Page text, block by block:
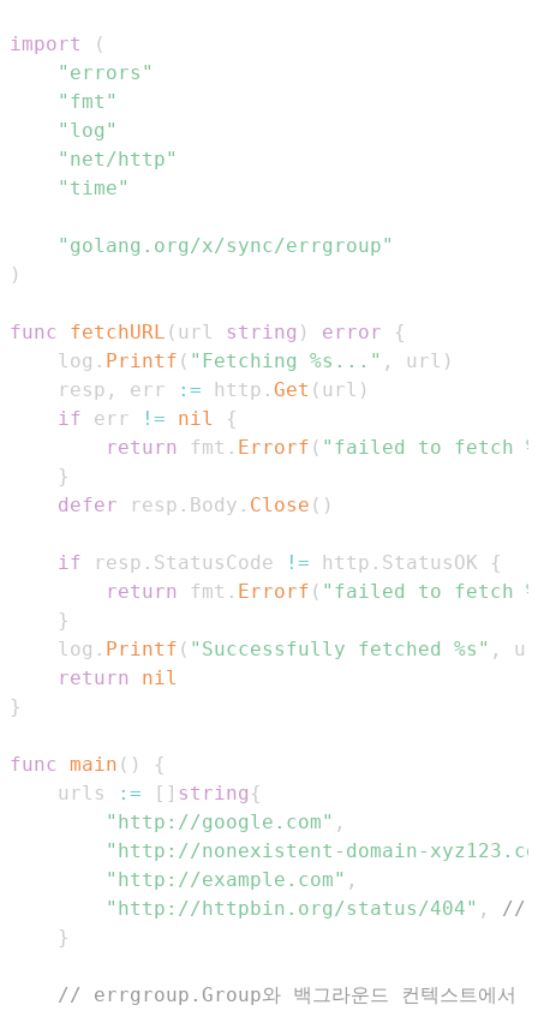
import
(
"errors"
"fmt"
"log"
"net/http"
"time"
"golang.org/x/sync/errgroup"
)
func fetchURL ( url string ) error
{
	log
. Printf ( "Fetching %s..." , url )
	resp
, err := http . Get ( url )
if err != nil
{
return
fmt . Errorf ( "failed to fetch
}
defer resp . Body . Close ( )
if resp . StatusCode != http . StatusOK
{
return
fmt . Errorf ( "failed to fetch
}
	log
. Printf ( "Successfully fetched %s" ,
return
nil
}
func main ( )
{
	urls
:= [ ] string {
"http://google.com" ,
"http://nonexistent-domain-
"http://example.com" ,
"http://httpbin.org/status/404" ,
//
}
// errgroup.Group와 백그라운드 컨텍스트에서